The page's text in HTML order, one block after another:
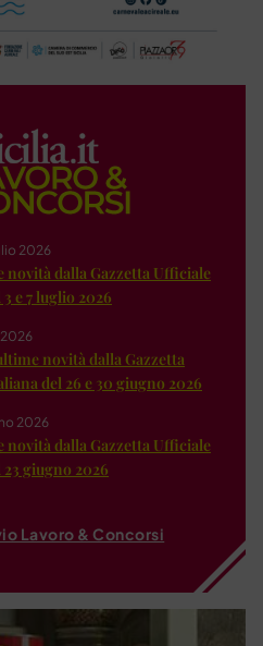
2026
novità dalla Gazzetta Ufficiale
e 7 luglio 2026
novità dalla Gazzetta
del 26 e 30 giugno 2026
2026
novità dalla Gazzetta Ufficiale
giugno 2026
Lavoro & Concorsi